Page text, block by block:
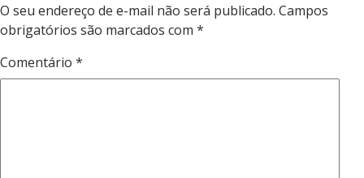
O seu endereço de e-mail não será publicado. Campos
obrigatórios são marcados com *
Comentário *